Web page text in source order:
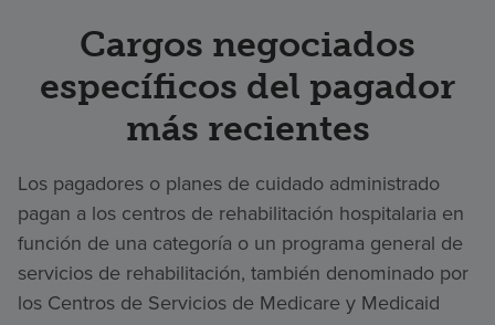
Cargos negociados
específicos del pagador
más recientes
Los pagadores o planes de cuidado administrado
pagan a los centros de rehabilitación hospitalaria en
función de una categoría o un programa general de
servicios de rehabilitación, también denominado por
los Centros de Servicios de Medicare y Medicaid